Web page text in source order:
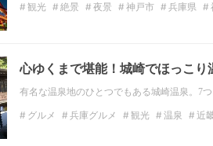
観光 絶景 夜景 神戸市 兵庫県
心ゆくまで堪能！城崎でほっこ
有名な温泉地のひとつでもある城崎温泉。7
グルメ 兵庫グルメ 観光 温泉 近